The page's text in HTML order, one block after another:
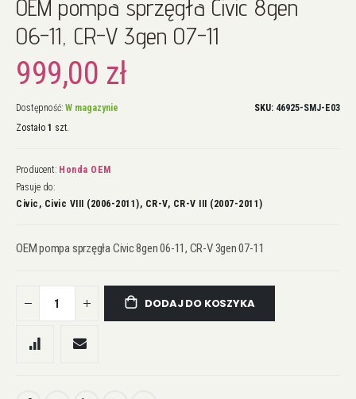
początek
galerii
OEM pompa sprzęgła Civic 8gen
06-11, CR-V 3gen 07-11
999,00 zł
Dostępność: W magazynie
Zostało 1 szt.
SKU 46925-SMJ-E03
Producent: Honda OEM
Pasuje do:
Civic, Civic VIII (2006-2011), CR-V, CR-V III (2007-2011)
OEM pompa sprzęgła Civic 8gen 06-11, CR-V 3gen 07-11
DODAJ DO KOSZYKA